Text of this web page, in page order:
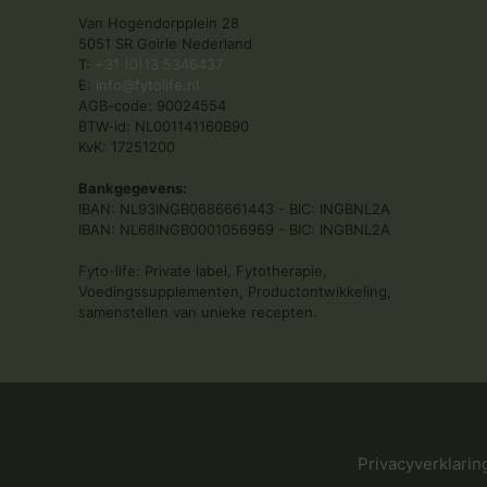
Van Hogendorpplein 28
5051 SR Goirle Nederland
T: +31 (0)13 5346437
E: info@fytolife.nl
AGB-code: 90024554
BTW-id: NL001141160B90
KvK: 17251200
Bankgegevens:
IBAN: NL93INGB0686661443 - BIC: INGBNL2A
IBAN: NL68INGB0001056969 - BIC: INGBNL2A
Fyto-life: Private label, Fytotherapie,
Voedingssupplementen, Productontwikkeling,
samenstellen van unieke recepten.